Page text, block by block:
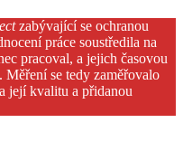
zabývající se ochranou
práce soustředila na
pracoval, a jejich časovou
se tedy zaměřovalo
její kvalitu a přidanou